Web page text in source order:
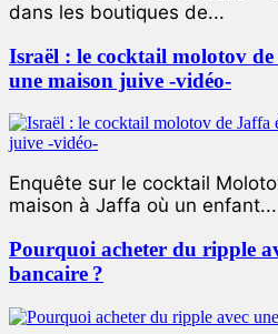
dans les boutiques de...
Israël : le cocktail molotov
une maison juive -vidéo-
Enquête sur le cocktail
maison à Jaffa où un enfant...
Pourquoi acheter du ripple
bancaire ?